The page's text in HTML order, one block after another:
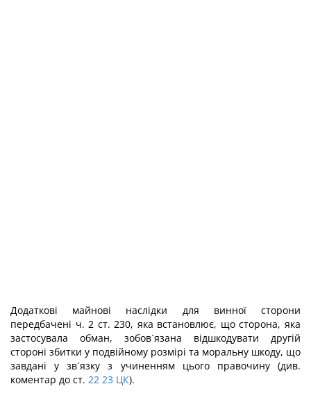
Додаткові майнові наслідки для винної сторони
передбачені ч. 2 ст. 230, яка встановлює, що сторона, яка
застосувала обман, зобов´язана відшкодувати другій
стороні збитки у подвійному розмірі та моральну шкоду, що
завдані у зв´язку з учиненням цього правочину (див.
коментар до ст. 22 23 ЦК).